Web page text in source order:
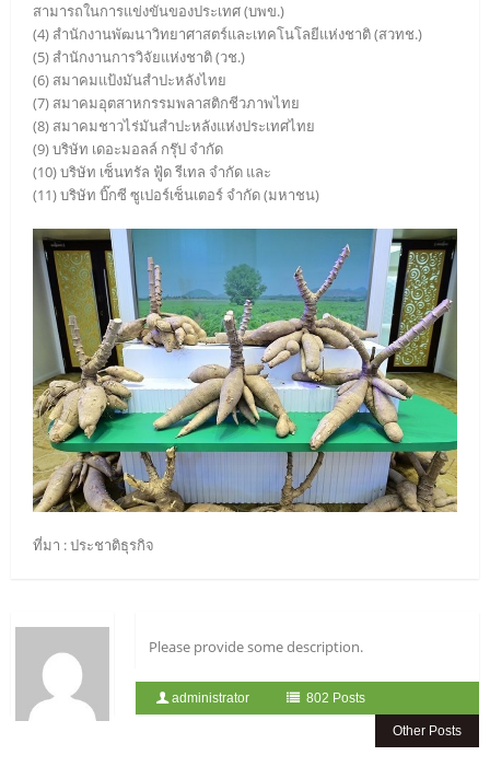
สามารถในการแข่งขันของประเทศ (บพข.)
(4) สำนักงานพัฒนาวิทยาศาสตร์และเทคโนโลยีแห่งชาติ (สวทช.)
(5) สำนักงานการวิจัยแห่งชาติ (วช.)
(6) สมาคมแป้งมันสำปะหลังไทย
(7) สมาคมอุตสาหกรรมพลาสติกชีวภาพไทย
(8) สมาคมชาวไร่มันสำปะหลังแห่งประเทศไทย
(9) บริษัท เดอะมอลล์ กรุ๊ป จํากัด
(10) บริษัท เซ็นทรัล ฟู้ด รีเทล จำกัด และ
(11) บริษัท บิ๊กซี ซูเปอร์เซ็นเตอร์ จํากัด (มหาชน)
ที่มา : ประชาติธุรกิจ
Please provide some description.
administrator 802 Posts
Other Posts